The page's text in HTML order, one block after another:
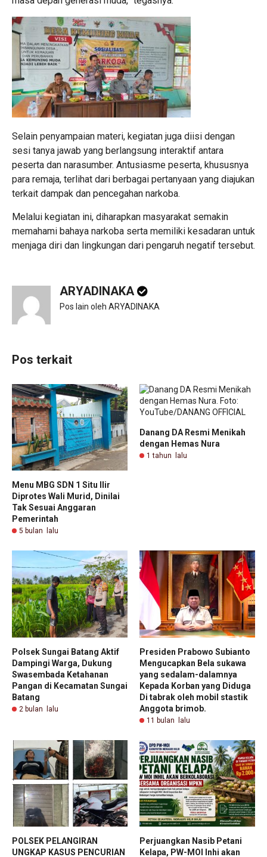
Selain penyampaian materi, kegiatan juga diisi dengan
sesi tanya jawab yang berlangsung interaktif antara
peserta dan narasumber. Antusiasme peserta, khususnya
para remaja, terlihat dari berbagai pertanyaan yang diajukan
terkait dampak dan pencegahan narkoba.
Melalui kegiatan ini, diharapkan masyarakat semakin
memahami bahaya narkoba serta memiliki kesadaran untuk
menjaga diri dan lingkungan dari pengaruh negatif tersebut.
ARYADINAKA
Pos lain oleh ARYADINAKA
Pos terkait
Menu MBG SDN 1 Situ Ilir
Diprotes Wali Murid, Dinilai
Tak Sesuai Anggaran
Pemerintah
5 bulan lalu
Danang DA Resmi Menikah
dengan Hemas Nura
1 tahun lalu
Polsek Sungai Batang Aktif
Dampingi Warga, Dukung
Swasembada Ketahanan
Pangan di Kecamatan Sungai
Batang
2 bulan lalu
Presiden Prabowo Subianto
Mengucapkan Bela sukawa
yang sedalam-dalamnya
Kepada Korban yang Diduga
Di tabrak oleh mobil stastik
Anggota brimob.
11 bulan lalu
POLSEK PELANGIRAN
UNGKAP KASUS PENCURIAN
Perjuangkan Nasib Petani
Kelapa, PW-MOI Inhi akan